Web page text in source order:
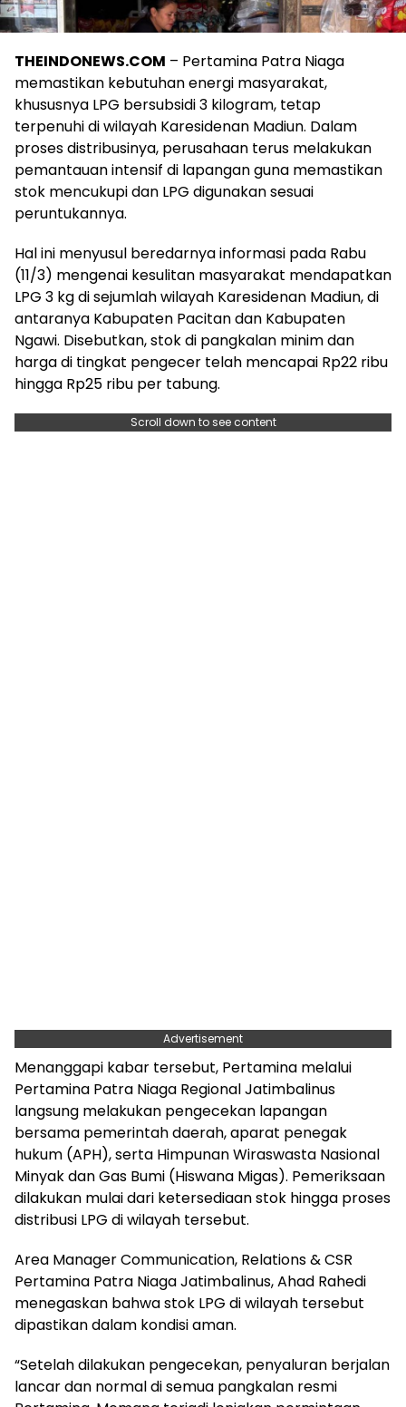
THEINDONEWS.COM – Pertamina Patra Niaga
memastikan kebutuhan energi masyarakat,
khususnya LPG bersubsidi 3 kilogram, tetap
terpenuhi di wilayah Karesidenan Madiun. Dalam
proses distribusinya, perusahaan terus melakukan
pemantauan intensif di lapangan guna memastikan
stok mencukupi dan LPG digunakan sesuai
peruntukannya.
Hal ini menyusul beredarnya informasi pada Rabu
(11/3) mengenai kesulitan masyarakat mendapatkan
LPG 3 kg di sejumlah wilayah Karesidenan Madiun, di
antaranya Kabupaten Pacitan dan Kabupaten
Ngawi. Disebutkan, stok di pangkalan minim dan
harga di tingkat pengecer telah mencapai Rp22 ribu
hingga Rp25 ribu per tabung.
Scroll down to see content
Advertisement
Menanggapi kabar tersebut, Pertamina melalui
Pertamina Patra Niaga Regional Jatimbalinus
langsung melakukan pengecekan lapangan
bersama pemerintah daerah, aparat penegak
hukum (APH), serta Himpunan Wiraswasta Nasional
Minyak dan Gas Bumi (Hiswana Migas). Pemeriksaan
dilakukan mulai dari ketersediaan stok hingga proses
distribusi LPG di wilayah tersebut.
Area Manager Communication, Relations & CSR
Pertamina Patra Niaga Jatimbalinus, Ahad Rahedi
menegaskan bahwa stok LPG di wilayah tersebut
dipastikan dalam kondisi aman.
“Setelah dilakukan pengecekan, penyaluran berjalan
lancar dan normal di semua pangkalan resmi